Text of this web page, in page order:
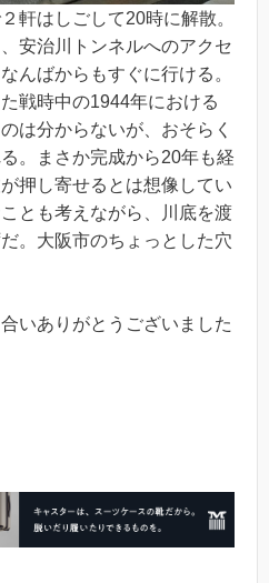
軒はしごして20時に解散。
安治川トンネルへのアクセ
んばからもすぐに行ける。
戦時中の1944年における
は分からないが、おそらく
。まさか完成から20年も経
押し寄せるとは想像してい
とも考えながら、川底を渡
。大阪市のちょっとした穴
いありがとうございました